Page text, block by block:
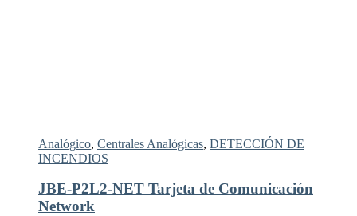
Analógico, Centrales Analógicas, DETECCIÓN DE
INCENDIOS
JBE-P2L2-NET Tarjeta de Comunicación
Network